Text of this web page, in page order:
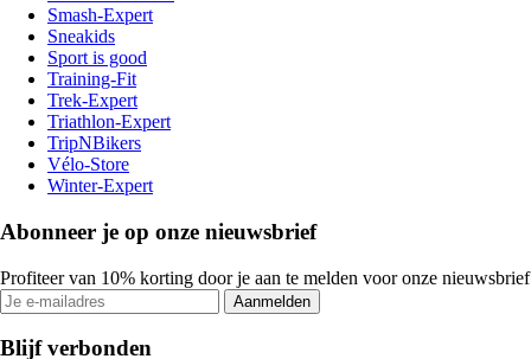
Smash-Expert
Sneakids
Sport is good
Training-Fit
Trek-Expert
Triathlon-Expert
TripNBikers
Vélo-Store
Winter-Expert
Abonneer je op onze nieuwsbrief
Profiteer van 10% korting door je aan te melden voor onze nieuwsbrief
Aanmelden
Blijf verbonden